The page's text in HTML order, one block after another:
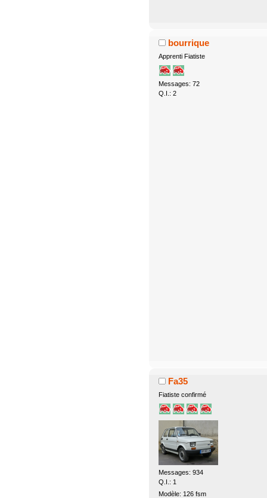
bourrique
Apprenti Fiatiste
Messages: 72
Q.I.: 2
Fa35
Fiatiste confirmé
Messages: 934
Q.I.: 1
Modèle: 126 fsm